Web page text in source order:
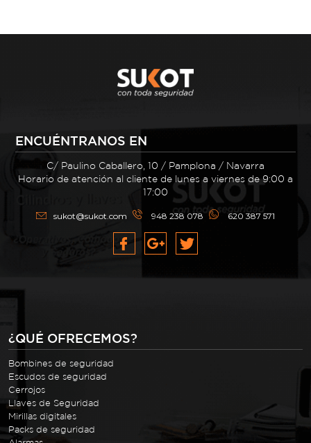
ENCUÉNTRANOS EN
C/ Paulino Caballero, 10 / Pamplona / Navarra
Horario de atención al cliente de lunes a viernes de 9:00 a
17:00
sukot@sukot.com 948 238 078 620 387 571
¿QUÉ OFRECEMOS?
Bombines de seguridad
Escudos de seguridad
Cerrojos
Llaves de Seguridad
Mirillas digitales
Packs de seguridad